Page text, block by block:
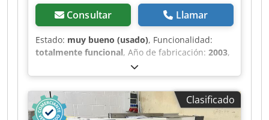
Consultar Llamar
Estado: muy bueno (usado), Funcionalidad:
totalmente funcional, Año de fabricación: 2003,
CÍZALLA BL 3000 X 3 /4 X 200 HIDRÁULICA CON
SISTEMA DE AJUSTE MOTORIZADO Dkjdpfx
Ajzfptbjftjr MÁQUINA USADA, EN PERFECTO
ESTADO DE FUNCIONAMIENTO
Clasificado